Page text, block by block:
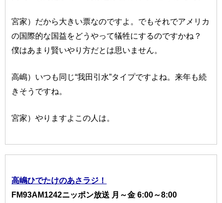
宮家）だから大きい票なのですよ。でもそれでアメリカ
の国際的な国益をどうやって犠牲にするのですかね？
僕はあまり賢いやり方だとは思いません。
高嶋）いつも同じ“我田引水”タイプですよね。来年も続
きそうですね。
宮家）やりますよこの人は。
高嶋ひでたけのあさラジ！
FM93AM1242ニッポン放送 月～金 6:00～8:00